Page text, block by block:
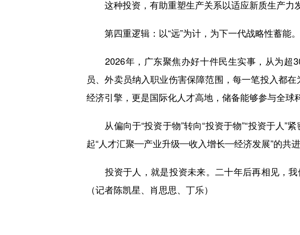
这种投资，有助重塑生产关系以适应新质生产力
第四重逻辑：以“远”为计，为下一代战略性蓄能。
2026年，广东聚焦办好十件民生实事，从为超
员、外卖员纳入职业伤害保障范围，每一笔投入都
经济引擎，更是国际化人才高地，储备能够参与全球
从偏向于“投资于物”转向“投资于物”“投资于人”
起“人才汇聚—产业升级—收入增长—经济发展”的共进
投资于人，就是投资未来。二十年后再相见，我
（记者陈凯星、肖思思、丁乐）